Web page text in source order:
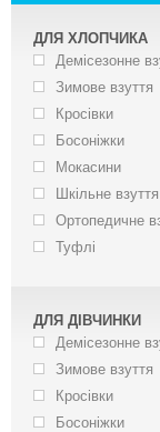
ДЛЯ ХЛОПЧИКА
Демісезонне
Зимове взуття
Кросівки
Босоніжки
Мокасини
Шкільне взуття
Ортопедичне
Туфлі
ДЛЯ ДІВЧИНКИ
Демісезонне
Зимове взуття
Кросівки
Босоніжки